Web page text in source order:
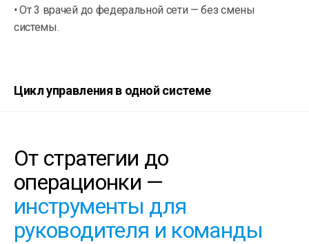
•От 3 врачей до федеральной сети — без смены
системы.
Цикл управления в одной системе
От стратегии до
операционки —
инструменты для
руководителя и команды